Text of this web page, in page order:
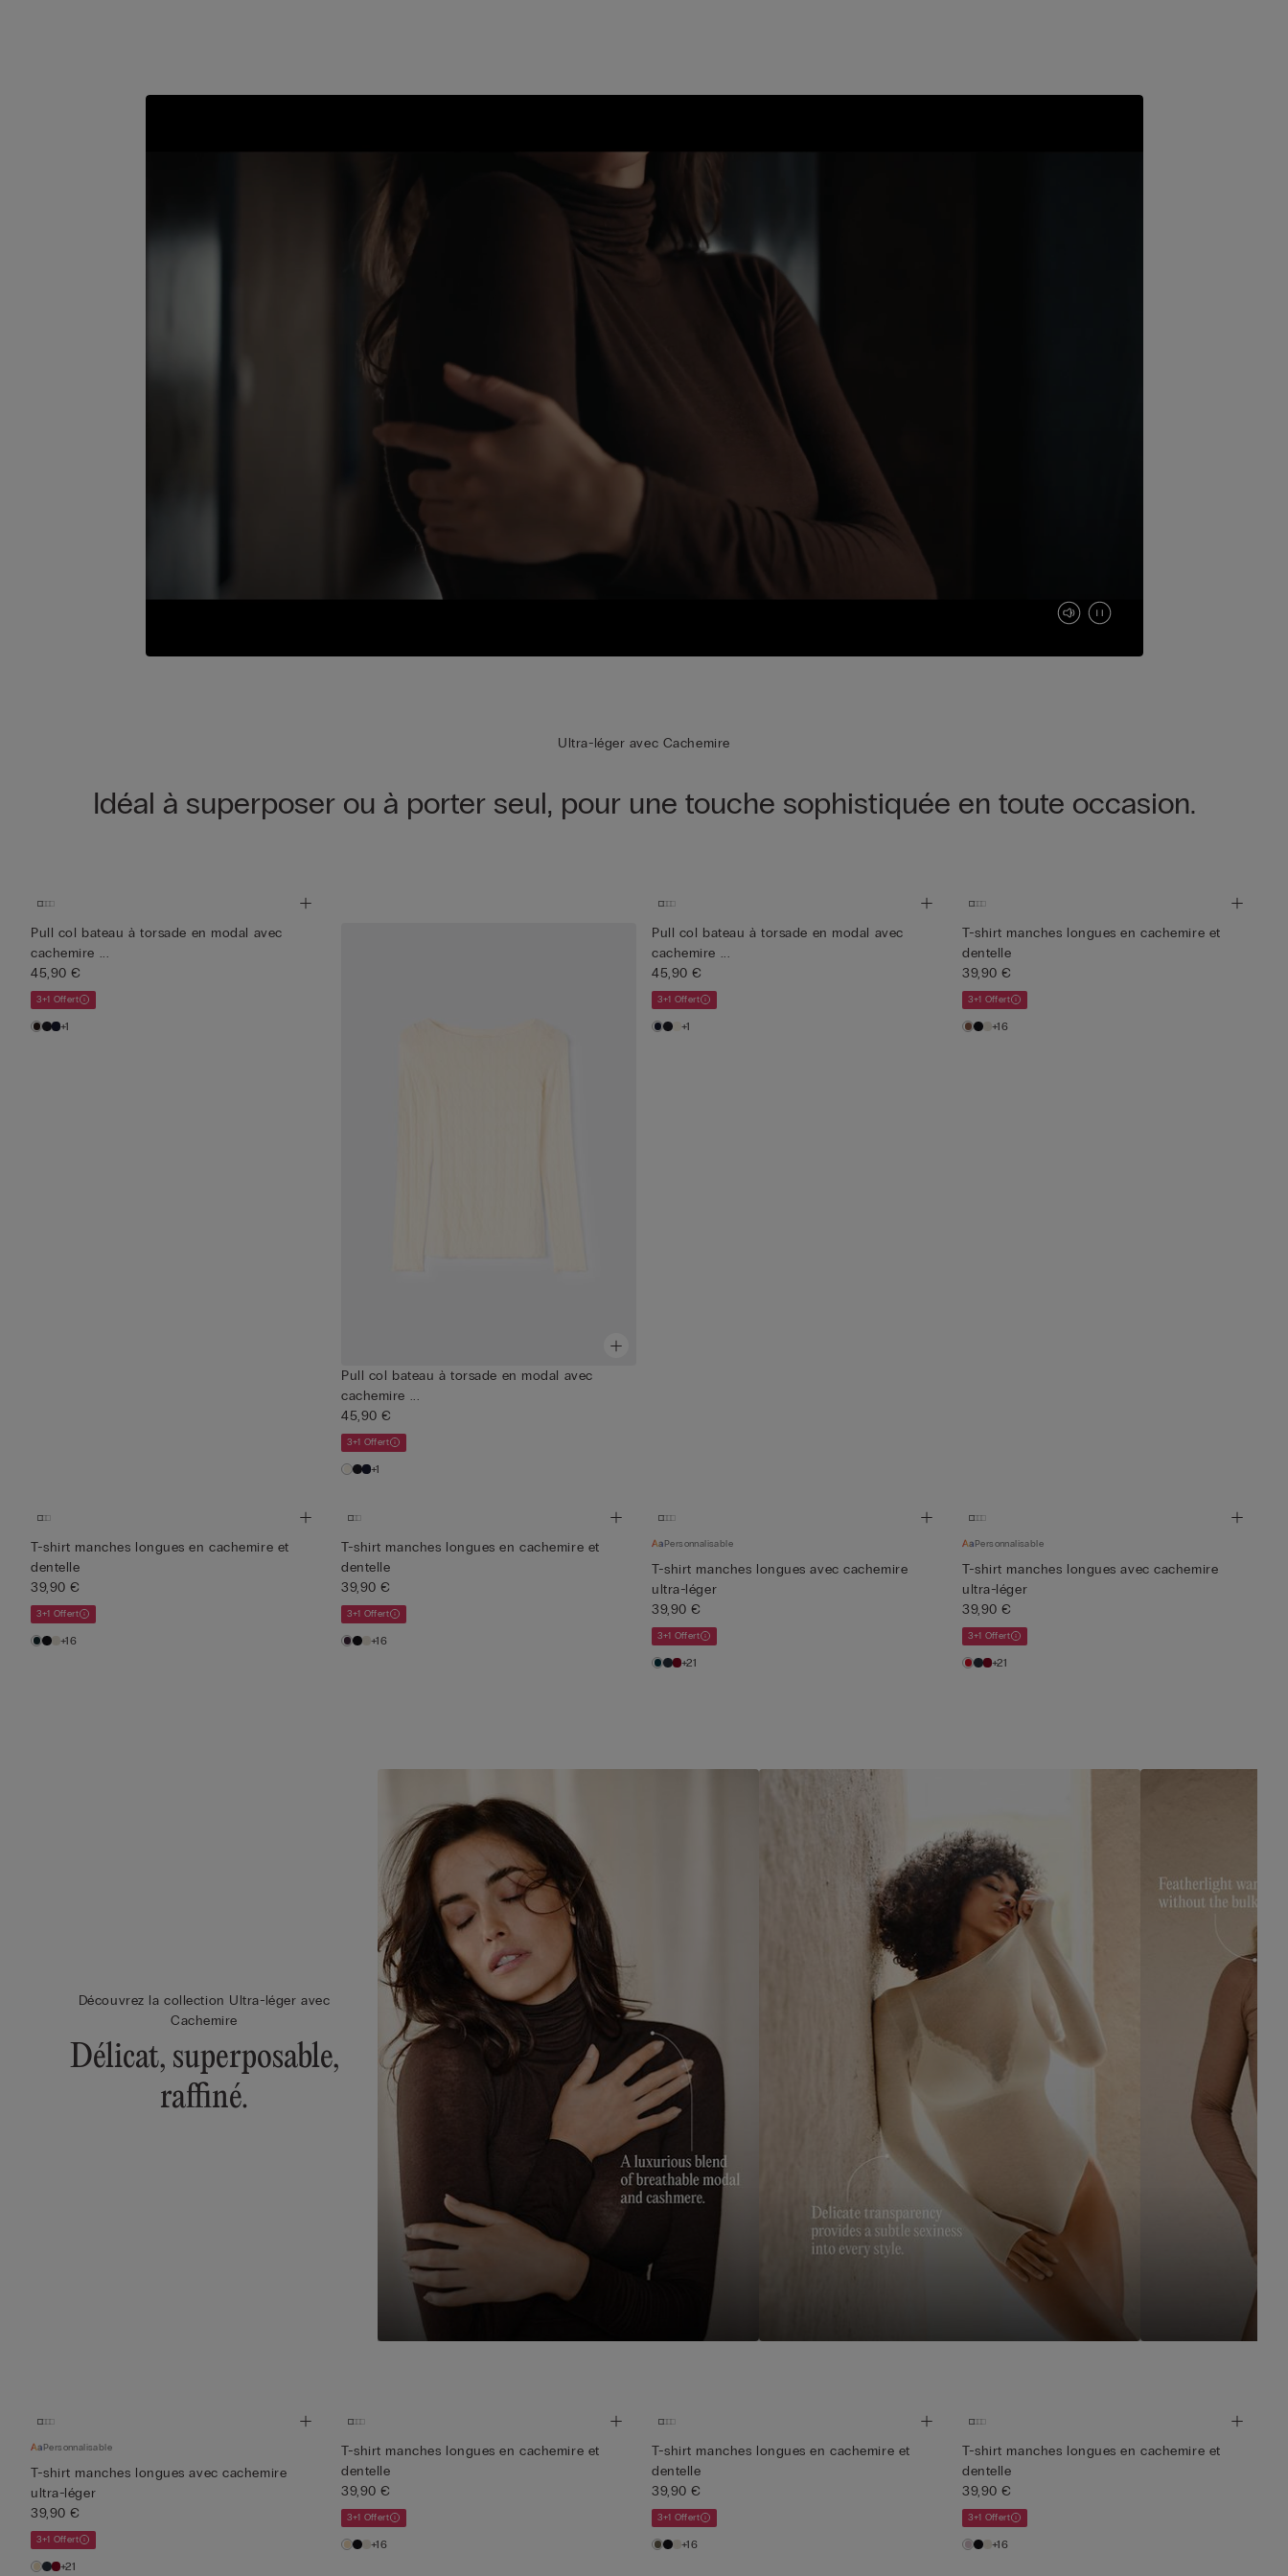
Ultra-léger avec Cachemire
Idéal à superposer ou à porter seul, pour une touche sophistiquée en toute occasion.
Pull col bateau à torsade en modal avec
cachemire ...
45,90 €
3+1 Offert
+1
Pull col bateau à torsade en modal avec
cachemire ...
45,90 €
3+1 Offert
+1
Pull col bateau à torsade en modal avec
cachemire ...
45,90 €
3+1 Offert
+1
T-shirt manches longues en cachemire et
dentelle
39,90 €
3+1 Offert
+16
T-shirt manches longues en cachemire et
dentelle
39,90 €
3+1 Offert
+16
T-shirt manches longues en cachemire et
dentelle
39,90 €
3+1 Offert
+16
Personnalisable
T-shirt manches longues avec cachemire
ultra-léger
39,90 €
3+1 Offert
+21
Personnalisable
T-shirt manches longues avec cachemire
ultra-léger
39,90 €
3+1 Offert
+21
Découvrez la collection Ultra-léger avec
Cachemire
Délicat, superposable,
raffiné.
Personnalisable
T-shirt manches longues avec cachemire
ultra-léger
39,90 €
3+1 Offert
+21
T-shirt manches longues en cachemire et
dentelle
39,90 €
3+1 Offert
+16
T-shirt manches longues en cachemire et
dentelle
39,90 €
3+1 Offert
+16
T-shirt manches longues en cachemire et
dentelle
39,90 €
3+1 Offert
+16